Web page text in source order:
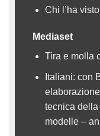
Chi l’ha visto
Mediaset
Tira e molla
Italiani: con
tecnica
modelle –